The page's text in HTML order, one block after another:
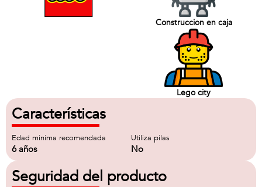
Construccion en caja
Lego city
Características
Edad minima recomendada
6 años
Utiliza pilas
No
Seguridad del producto